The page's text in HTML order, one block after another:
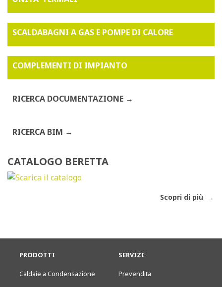
SCALDABAGNI A GAS E POMPE DI CALORE
COMPLEMENTI DI IMPIANTO
RICERCA DOCUMENTAZIONE
RICERCA BIM
CATALOGO BERETTA
Scopri di più
PRODOTTI
Caldaie a Condensazione
SERVIZI
Prevendita